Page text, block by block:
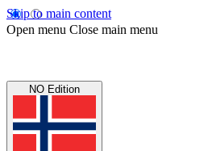
Skip to main content
Open menu Close main menu
NO Edition